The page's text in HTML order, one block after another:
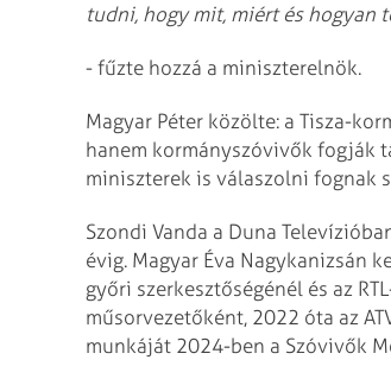
tudni, hogy mit, miért és hogyan
- fűzte hozzá a miniszterelnök.
Magyar Péter közölte: a Tisza-
hanem kormányszóvivők fogják
miniszterek is válaszolni fognak
Szondi Vanda a Duna
évig. Magyar Éva Nagykanizsán
győri szerkesztőségénél és az
műsorvezetőként, 2022 óta az
munkáját 2024-ben a Szóvivők